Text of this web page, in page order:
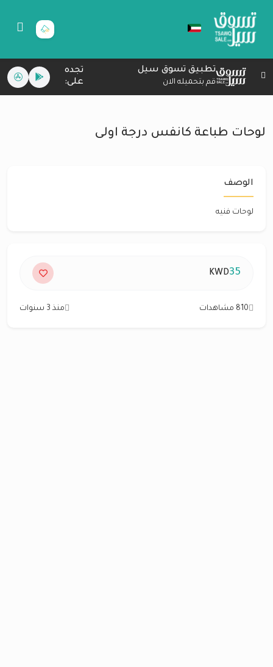
تطبيق تسوق سيل
قم بتحميله الان
تجده
على:
لوحات طباعة كانفس درجة اولى
الوصف
لوحات فنيه
35
KWD
810 مشاهدات منذ 3 سنوات